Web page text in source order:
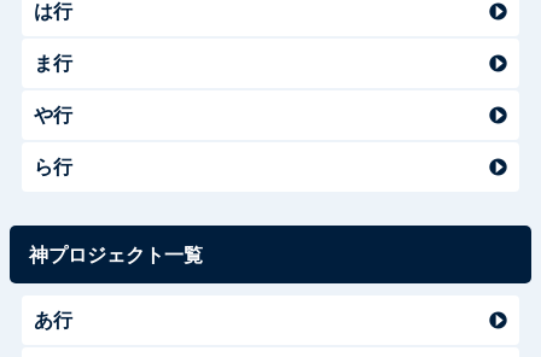
は行
ま行
や行
ら行
神プロジェクト一覧
あ行